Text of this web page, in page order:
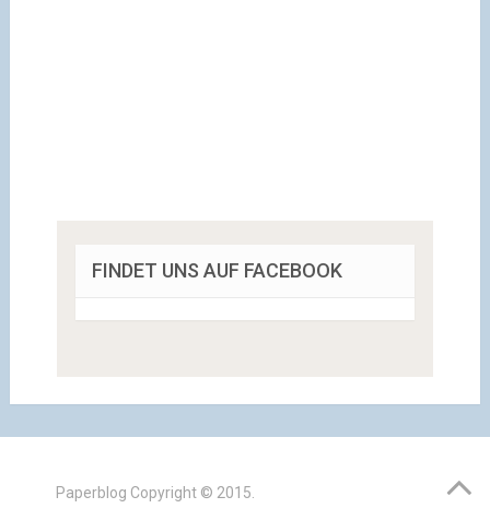
FINDET UNS AUF FACEBOOK
Paperblog Copyright © 2015.